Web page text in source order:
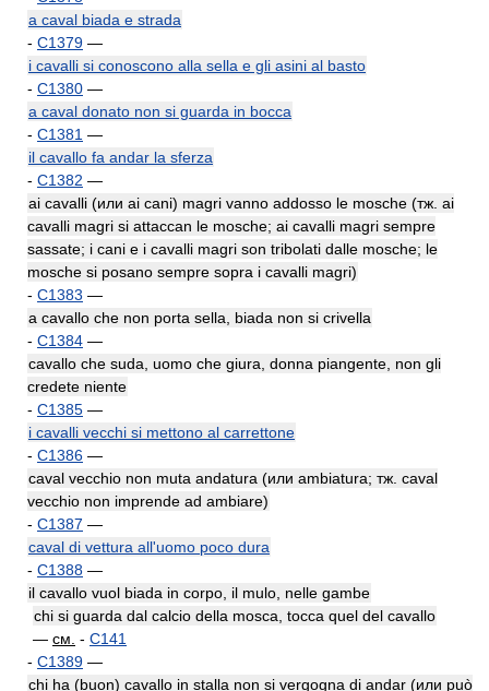
a caval biada e strada
- C1379 —
i cavalli si conoscono alla sella e gli asini al basto
- C1380 —
a caval donato non si guarda in bocca
- C1381 —
il cavallo fa andar la sferza
- C1382 —
ai cavalli (или ai cani) magri vanno addosso le mosche (тж. ai
cavalli magri si attaccan le mosche; ai cavalli magri sempre
sassate; i cani e i cavalli magri son tribolati dalle mosche; le
mosche si posano sempre sopra i cavalli magri)
- C1383 —
a cavallo che non porta sella, biada non si crivella
- C1384 —
cavallo che suda, uomo che giura, donna piangente, non gli
credete niente
- C1385 —
i cavalli vecchi si mettono al carrettone
- C1386 —
caval vecchio non muta andatura (или ambiatura; тж. caval
vecchio non imprende ad ambiare)
- C1387 —
caval di vettura all'uomo poco dura
- C1388 —
il cavallo vuol biada in corpo, il mulo, nelle gambe
chi si guarda dal calcio della mosca, tocca quel del cavallo
— см. - C141
- C1389 —
chi ha (buon) cavallo in stalla non si vergogna di andar (или può